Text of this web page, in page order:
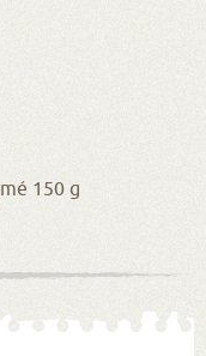
150 g